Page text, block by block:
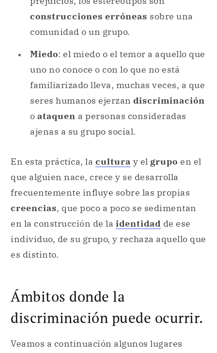
construcciones erróneas sobre una
comunidad o un grupo.
Miedo: el miedo o el temor a aquello que
uno no conoce o con lo que no está
familiarizado lleva, muchas veces, a que
seres humanos ejerzan discriminación
o ataquen a personas consideradas
ajenas a su grupo social.
En esta práctica, la cultura y el grupo en el
que alguien nace, crece y se desarrolla
frecuentemente influye sobre las propias
creencias, que poco a poco se sedimentan
en la construcción de la identidad de ese
individuo, de su grupo, y rechaza aquello que
es distinto.
Ámbitos donde la
discriminación puede ocurrir.
Veamos a continuación algunos lugares